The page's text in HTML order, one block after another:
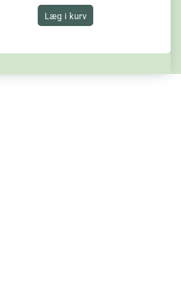
Læg i kurv